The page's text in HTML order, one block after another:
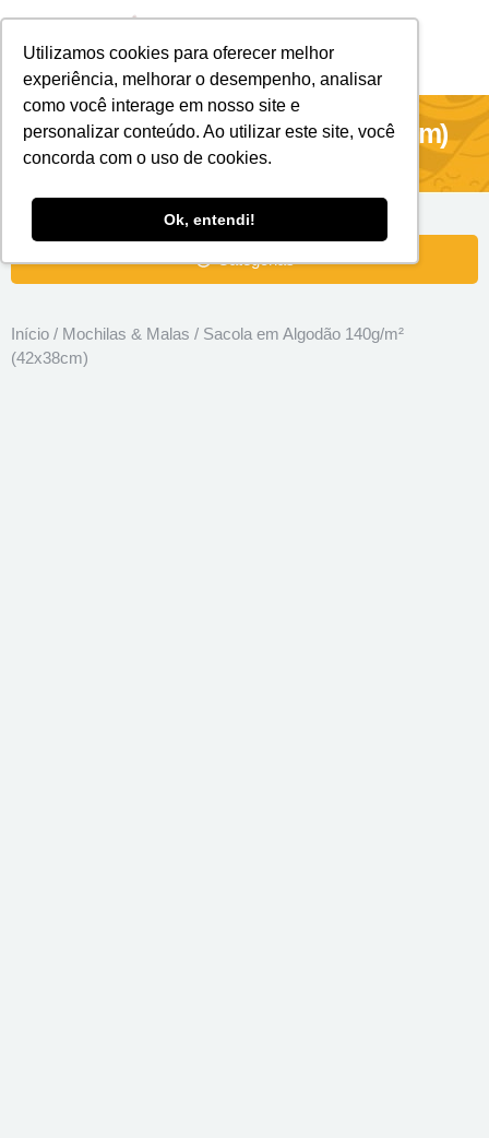
Utilizamos cookies para oferecer melhor
experiência, melhorar o desempenho, analisar
como você interage em nosso site e
personalizar conteúdo. Ao utilizar este site, você
concorda com o uso de cookies.
Ok, entendi!
Sacola em Algodão 140g/m² (42x38cm)
Categorias
Início / Mochilas & Malas / Sacola em Algodão 140g/m²
(42x38cm)